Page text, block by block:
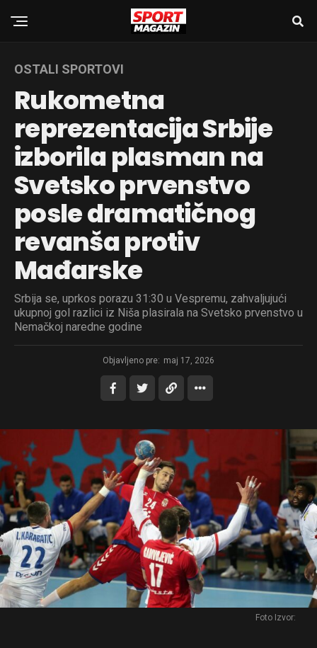
OSTALI SPORTOVI
Rukometna
reprezentacija Srbije
izborila plasman na
Svetsko prvenstvo
posle dramatičnog
revanša protiv
Mađarske
Srbija se, uprkos porazu 31:30 u Vespremu, zahvaljujući
ukupnoj gol razlici iz Niša plasirala na Svetsko prvenstvo u
Nemačkoj naredne godine
Objavljeno pre: maj 17, 2026
Foto Izvor: